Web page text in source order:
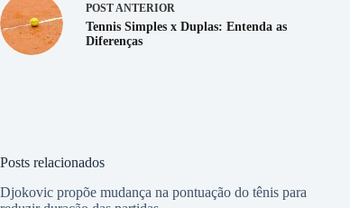
POSTANTERIOR
Tennis Simples x Duplas: Entenda as
Diferenças
Posts relacionados
Djokovic propõe mudança na pontuação do tênis para